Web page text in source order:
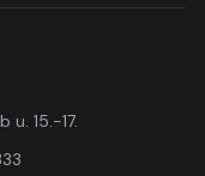
u. 15.-17.